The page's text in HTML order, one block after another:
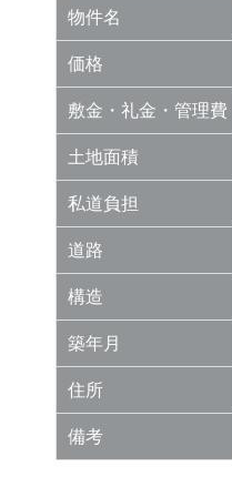
物件名
価格
敷金・礼金・管理費
土地面積
私道負担
道路
構造
築年月
住所
備考